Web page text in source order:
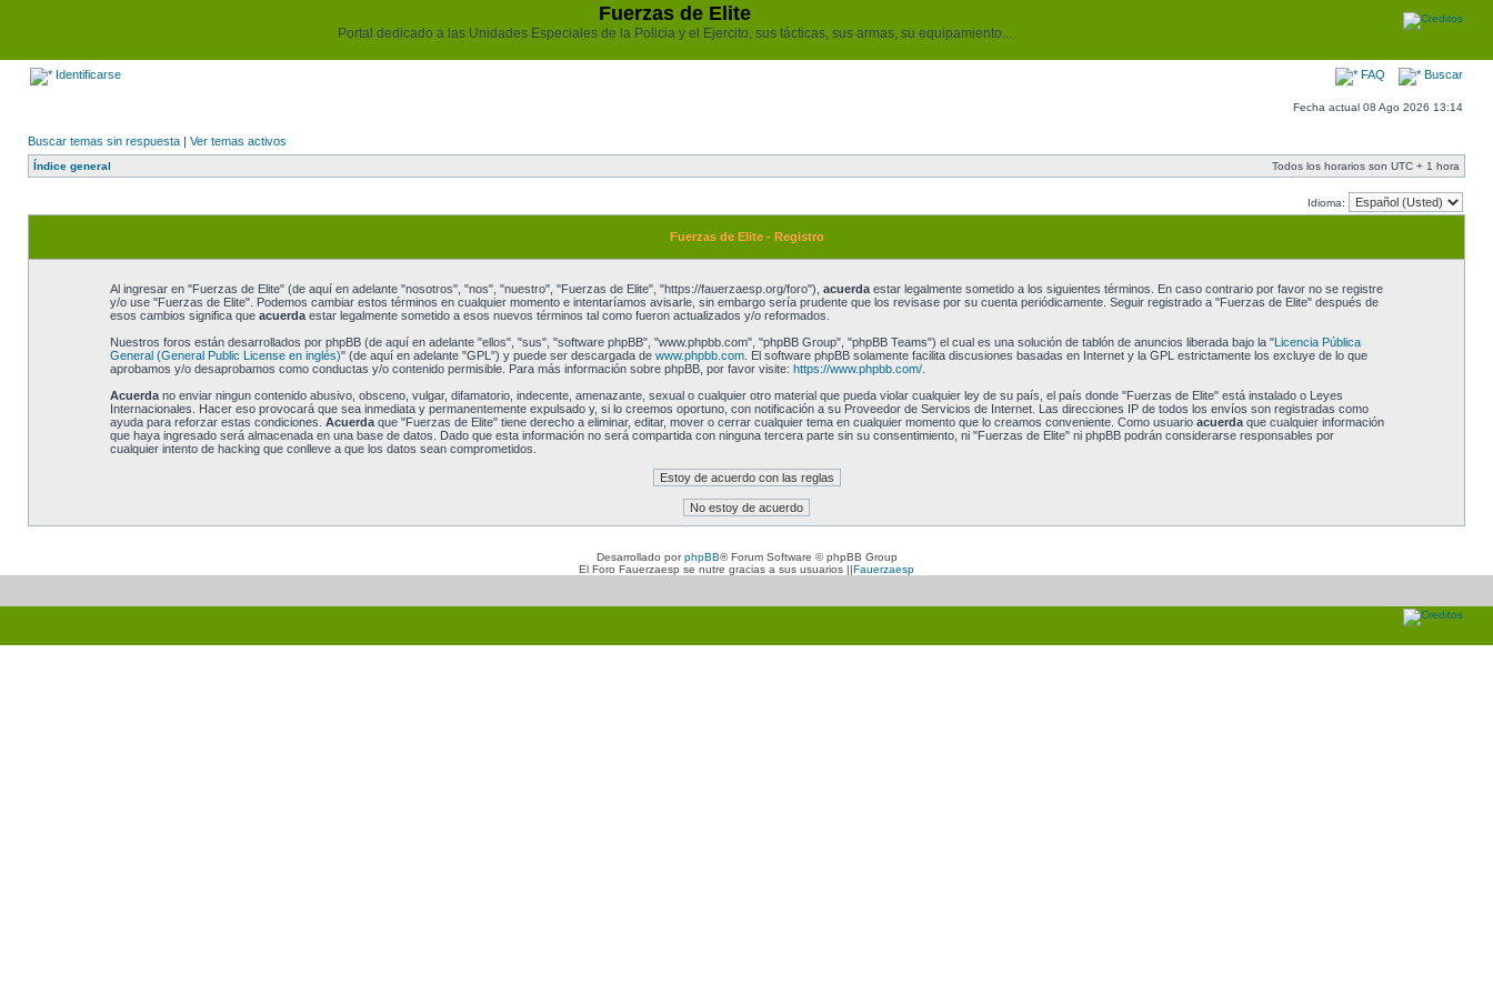
Fuerzas de Elite
Portal dedicado a las Unidades Especiales de la Policia y el Ejercito, sus tácticas, sus armas, su equipamiento...
Identificarse FAQ Buscar
Fecha actual 08 Ago 2026 13:14
Buscar temas sin respuesta | Ver temas activos
Índice general Todos los horarios son UTC + 1 hora
Idioma:
Fuerzas de Elite - Registro
Al ingresar en "Fuerzas de Elite" (de aquí en adelante "nosotros", "nos", "nuestro", "Fuerzas de Elite", "https://fauerzaesp.org/foro"), acuerdaestar legalmente sometido a los siguientes términos. En caso contrario por favor no se registre
y/o use "Fuerzas de Elite". Podemos cambiar estos términos en cualquier momento e intentaríamos avisarle, sin embargo sería prudente que los revisase por su cuenta periódicamente. Seguir registrado a "Fuerzas de Elite" después de
esos cambios significa que acuerdaestar legalmente sometido a esos nuevos términos tal como fueron actualizados y/o reformados.
Nuestros foros están desarrollados por phpBB (de aquí en adelante "ellos", "sus", "software phpBB", "www.phpbb.com", "phpBB Group", "phpBB Teams") el cual es una solución de tablón de anuncios liberada bajo la "Licencia Pública
General (General Public License en inglés)" (de aquí en adelante "GPL") y puede ser descargada de www.phpbb.com. El software phpBB solamente facilita discusiones basadas en Internet y la GPL estrictamente los excluye de lo que
aprobamos y/o desaprobamos como conductas y/o contenido permisible. Para más información sobre phpBB, por favor visite: https://www.phpbb.com/.
Acuerdano enviar ningun contenido abusivo, obsceno, vulgar, difamatorio, indecente, amenazante, sexual o cualquier otro material que pueda violar cualquier ley de su país, el país donde "Fuerzas de Elite" está instalado o Leyes
Internacionales. Hacer eso provocará que sea inmediata y permanentemente expulsado y, si lo creemos oportuno, con notificación a su Proveedor de Servicios de Internet. Las direcciones IP de todos los envíos son registradas como
ayuda para reforzar estas condiciones. Acuerdaque "Fuerzas de Elite" tiene derecho a eliminar, editar, mover o cerrar cualquier tema en cualquier momento que lo creamos conveniente. Como usuario acuerdaque cualquier información
que haya ingresado será almacenada en una base de datos. Dado que esta información no será compartida con ninguna tercera parte sin su consentimiento, ni "Fuerzas de Elite" ni phpBB podrán considerarse responsables por
cualquier intento de hacking que conlleve a que los datos sean comprometidos.
Desarrollado porphpBB® Forum Software © phpBB Group
El Foro Fauerzaesp se nutre gracias a sus usuarios ||Fauerzaesp